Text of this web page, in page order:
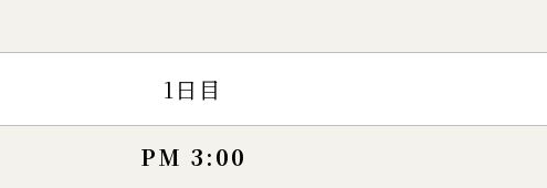
1日目
PM 3:00